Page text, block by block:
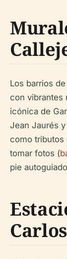
Los barrios
con vibrantes
icónica de
Jean Jaurés
como tributos
tomar fotos (
pie